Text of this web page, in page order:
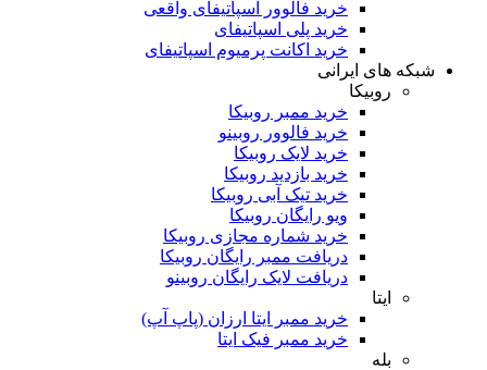
خرید فالوور اسپاتیفای واقعی
خرید پلی اسپاتیفای
خرید اکانت پرمیوم اسپاتیفای
شبکه های ایرانی
روبیکا
خرید ممبر روبیکا
خرید فالوور روبینو
خرید لایک روبیکا
خرید بازدید روبیکا
خرید تیک آبی روبیکا
ویو رایگان روبیکا
خرید شماره مجازی روبیکا
دریافت ممبر رایگان روبیکا
دریافت لایک رایگان روبینو
ایتا
خرید ممبر ایتا ارزان (پاپ آپ)
خرید ممبر فیک ایتا
بله